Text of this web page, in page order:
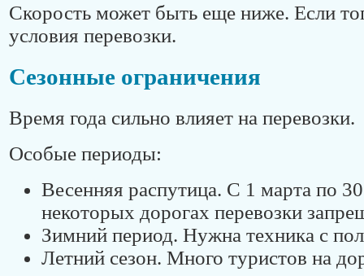
Скорость может быть еще ниже. Если
условия перевозки.
Сезонные ограничения
Время года сильно влияет на перевозки.
Особые периоды:
Весенняя распутица. С 1 марта по
некоторых дорогах перевозки
Зимний период. Нужна техника с
Летний сезон. Много туристов на